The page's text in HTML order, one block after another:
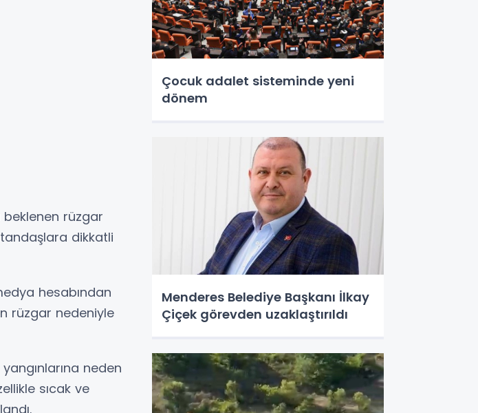
beklenen rüzgar
dikkatli
hesabından
rüzgar nedeniyle
neden
sıcak ve
Çocuk adalet sisteminde yeni
dönem
Menderes Belediye Başkanı İlkay
Çiçek görevden uzaklaştırıldı